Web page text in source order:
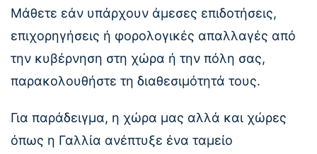
Μάθετε εάν υπάρχουν άμεσες επιδοτήσεις,
επιχορηγήσεις ή φορολογικές απαλλαγές από
την κυβέρνηση στη χώρα ή την πόλη σας,
παρακολουθήστε τη διαθεσιμότητά τους.
Για παράδειγμα, η χώρα μας αλλά και χώρες
όπως η Γαλλία ανέπτυξε ένα ταμείο